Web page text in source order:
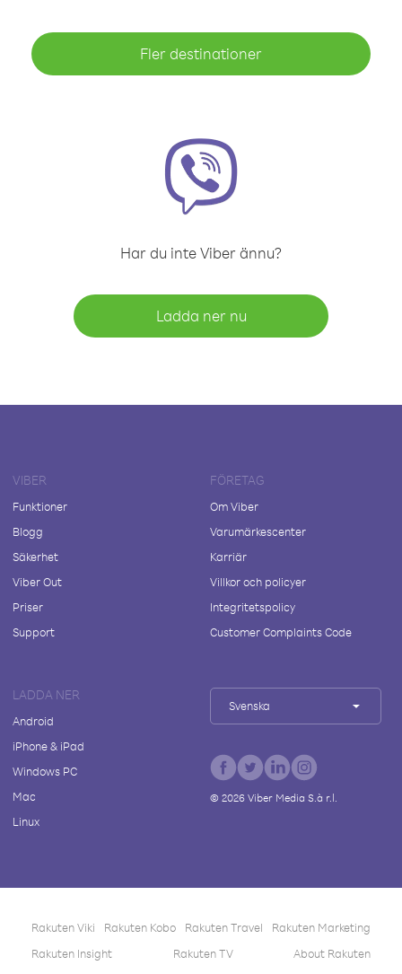
Fler destinationer
Har du inte Viber ännu?
Ladda ner nu
VIBER
Funktioner
Blogg
Säkerhet
Viber Out
Priser
Support
FÖRETAG
Om Viber
Varumärkescenter
Karriär
Villkor och policyer
Integritetspolicy
Customer Complaints Code
LADDA NER
Android
iPhone & iPad
Windows PC
Mac
Linux
Svenska
© 2026Viber Media S.à r.l.
Rakuten Viki Rakuten Kobo Rakuten Travel
Rakuten Marketing
Rakuten Insight
Rakuten TV About Rakuten